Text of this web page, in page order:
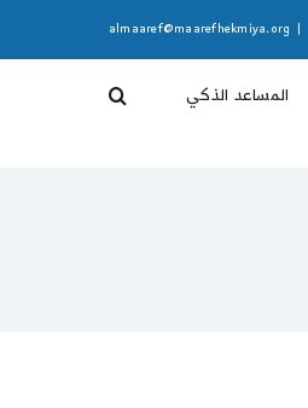
almaaref@maarefhekmiya.org
المساعد الذكي